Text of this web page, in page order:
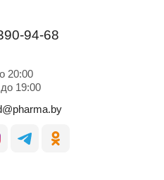
94-68
20:00
19:00